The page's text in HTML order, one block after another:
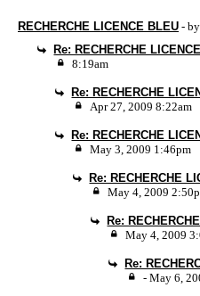
RECHERCHE LICENCE BLEU - by
Re: RECHERCHE
8:19am
Re: RECHERCHE
Apr 27, 2009 8:22am
Re: RECHERCHE
May 3, 2009 1:46pm
Re: RECHERCHE
May 4, 2009
Re:
May 4, 2009
Re:
- May 6,